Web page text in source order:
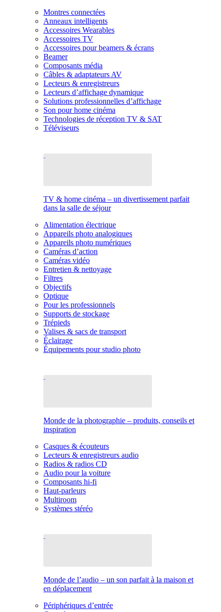
Montres connectées
Anneaux intelligents
Accessoires Wearables
Accessoires TV
Accessoires pour beamers & écrans
Beamer
Composants média
Câbles & adaptateurs AV
Lecteurs & enregistreurs
Lecteurs d’affichage dynamique
Solutions professionnelles d’affichage
Son pour home cinéma
Technologies de réception TV & SAT
Téléviseurs
TV & home cinéma – un divertissement parfait
dans la salle de séjour
Alimentation électrique
Appareils photo analogiques
Appareils photo numériques
Caméras d’action
Caméras vidéo
Entretien & nettoyage
Filtres
Objectifs
Optique
Pour les professionnels
Supports de stockage
Trépieds
Valises & sacs de transport
Éclairage
Équipements pour studio photo
Monde de la photographie – produits, conseils et
inspiration
Casques & écouteurs
Lecteurs & enregistreurs audio
Radios & radios CD
Audio pour la voiture
Composants hi-fi
Haut-parleurs
Multiroom
Systèmes stéréo
Monde de l’audio – un son parfait à la maison et
en déplacement
Périphériques d’entrée